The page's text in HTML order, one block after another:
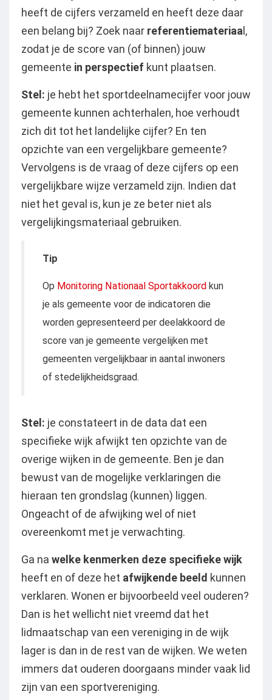
heeft de cijfers verzameld en heeft deze daar
een belang bij? Zoek naar referentiemateriaa l,
zodat je de score van (of binnen) jouw
gemeente in perspectief kunt plaatsen.
Stel: je hebt het sportdeelnamecijfer voor jouw
gemeente kunnen achterhalen, hoe verhoudt
zich dit tot het landelijke cijfer? En ten
opzichte van een vergelijkbare gemeente?
Vervolgens is de vraag of deze cijfers op een
vergelijkbare wijze verzameld zijn. Indien dat
niet het geval is, kun je ze beter niet als
vergelijkingsmateriaal gebruiken.
Tip
Op Monitoring Nationaal Sportakkoord kun
je als gemeente voor de indicatoren die
worden gepresenteerd per deelakkoord de
score van je gemeente vergelijken met
gemeenten vergelijkbaar in aantal inwoners
of stedelijkheidsgraad.
Stel: je constateert in de data dat een
specifieke wijk afwijkt ten opzichte van de
overige wijken in de gemeente. Ben je dan
bewust van de mogelijke verklaringen die
hieraan ten grondslag (kunnen) liggen.
Ongeacht of de afwijking wel of niet
overeenkomt met je verwachting.
Ga na welke kenmerken deze specifieke wijk
heeft en of deze het afwijkende beeld kunnen
verklaren. Wonen er bijvoorbeeld veel ouderen?
Dan is het wellicht niet vreemd dat het
lidmaatschap van een vereniging in de wijk
lager is dan in de rest van de wijken. We weten
immers dat ouderen doorgaans minder vaak lid
zijn van een sportvereniging.